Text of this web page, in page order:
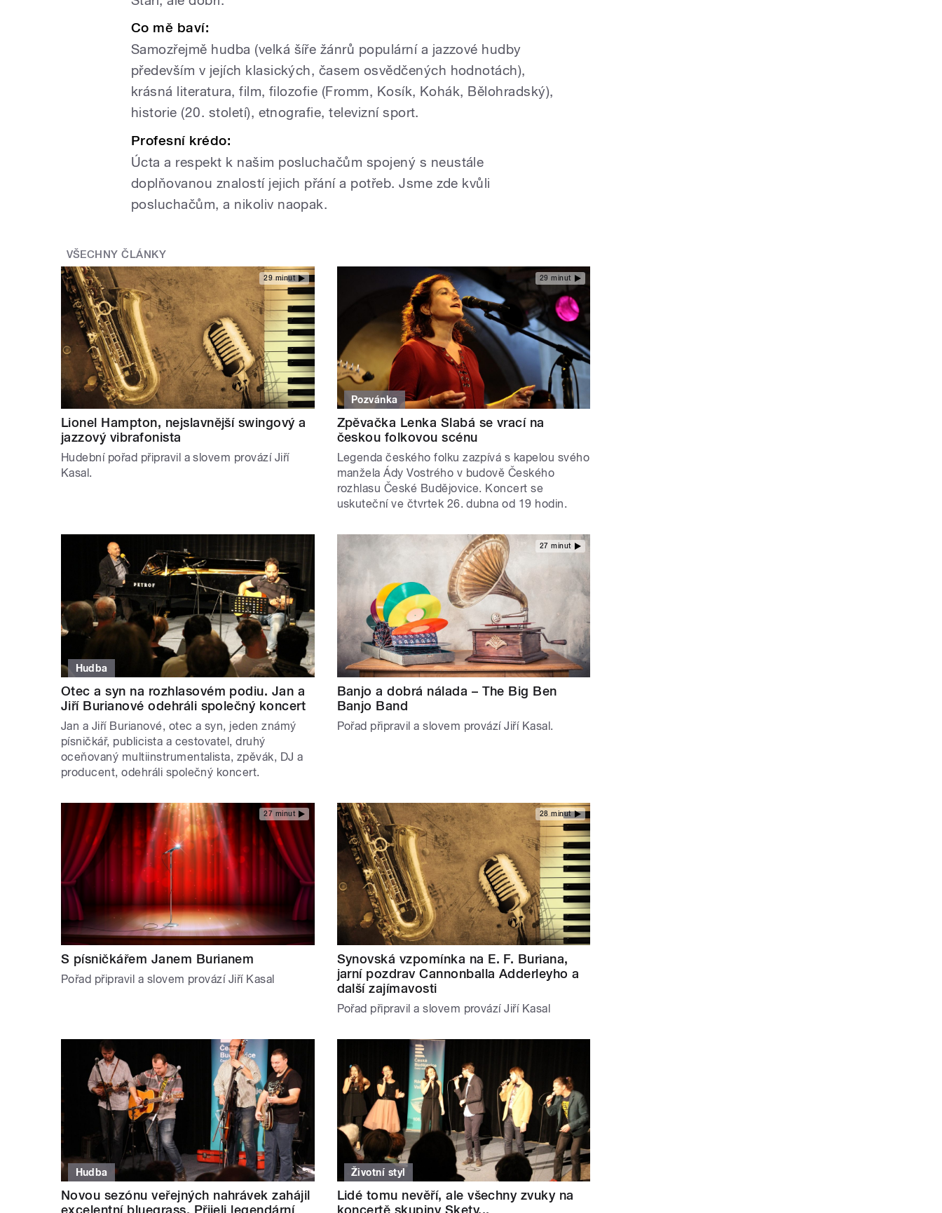
Co mě baví:
Samozřejmě hudba (velká šíře žánrů populární a jazzové hudby
především v jejích klasických, časem osvědčených hodnotách),
krásná literatura, film, filozofie (Fromm, Kosík, Kohák, Bělohradský),
historie (20. století), etnografie, televizní sport.
Profesní krédo:
Úcta a respekt k našim posluchačům spojený s neustále
doplňovanou znalostí jejich přání a potřeb. Jsme zde kvůli
posluchačům, a nikoliv naopak.
VŠECHNY ČLÁNKY
29 minut
Lionel Hampton, nejslavnější swingový a
jazzový vibrafonista
Hudební pořad připravil a slovem provází Jiří
Kasal.
29 minut
Pozvánka
Zpěvačka Lenka Slabá se vrací na
českou folkovou scénu
Legenda českého folku zazpívá s kapelou svého
manžela Ády Vostrého v budově Českého
rozhlasu České Budějovice. Koncert se
uskuteční ve čtvrtek 26. dubna od 19 hodin.
Hudba
Otec a syn na rozhlasovém podiu. Jan a
Jiří Burianové odehráli společný koncert
Jan a Jiří Burianové, otec a syn, jeden známý
písničkář, publicista a cestovatel, druhý
oceňovaný multiinstrumentalista, zpěvák, DJ a
producent, odehráli společný koncert.
27 minut
Banjo a dobrá nálada – The Big Ben
Banjo Band
Pořad připravil a slovem provází Jiří Kasal.
27 minut
S písničkářem Janem Burianem
Pořad připravil a slovem provází Jiří Kasal
28 minut
Synovská vzpomínka na E. F. Buriana,
jarní pozdrav Cannonballa Adderleyho a
další zajímavosti
Pořad připravil a slovem provází Jiří Kasal
Hudba
Novou sezónu veřejných nahrávek zahájil
Životní styl
Lidé tomu nevěří, ale všechny zvuky na